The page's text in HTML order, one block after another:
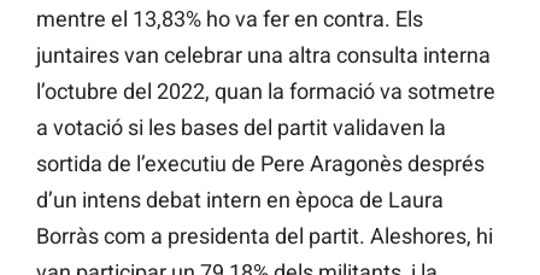
mentre el 13,83% ho va fer en contra. Els
juntaires van celebrar una altra consulta interna
l’octubre del 2022, quan la formació va sotmetre
a votació si les bases del partit validaven la
sortida de l’executiu de Pere Aragonès després
d’un intens debat intern en època de Laura
Borràs com a presidenta del partit. Aleshores, hi